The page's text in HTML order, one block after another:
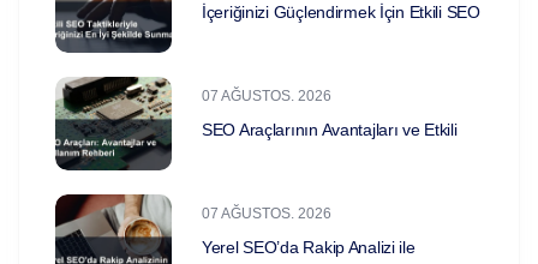
İçeriğinizi Güçlendirmek İçin Etkili SEO
07 AĞUSTOS. 2026
SEO Araçlarının Avantajları ve Etkili
07 AĞUSTOS. 2026
Yerel SEO’da Rakip Analizi ile